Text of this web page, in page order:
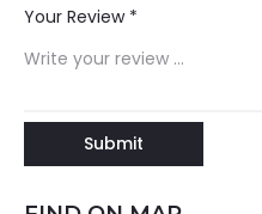
Your Review *